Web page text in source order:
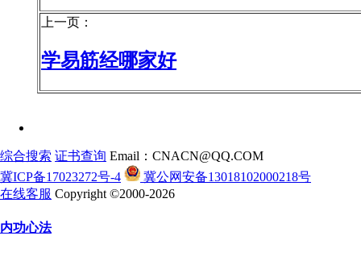
上一页：
学易筋经哪家好
综合搜索 证书查询 Email：CNACN@QQ.COM
冀ICP备17023272号-4
冀公网安备13018102000218号
在线客服 Copyright ©2000-2026
内功心法